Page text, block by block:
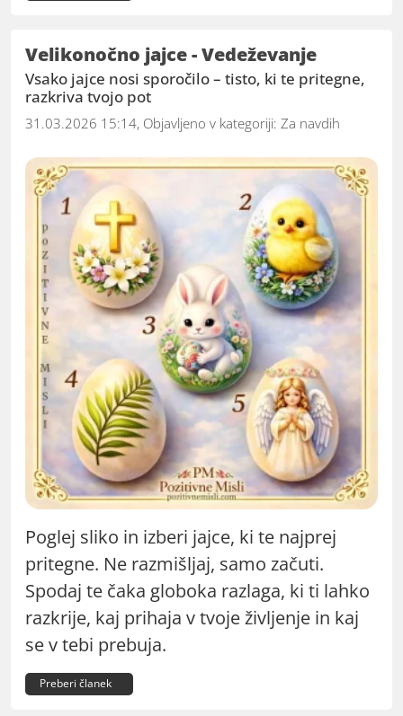
Velikonočno jajce - Vedeževanje
Vsako jajce nosi sporočilo – tisto, ki te pritegne,
razkriva tvojo pot
31.03.2026 15:14, Objavljeno v kategoriji: Za navdih
Poglej sliko in izberi jajce, ki te najprej
pritegne. Ne razmišljaj, samo začuti.
Spodaj te čaka globoka razlaga, ki ti lahko
razkrije, kaj prihaja v tvoje življenje in kaj
se v tebi prebuja.
Preberi članek